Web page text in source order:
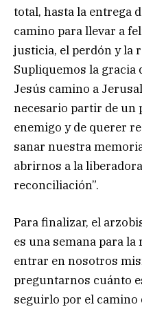
total, hasta la entrega
camino para llevar a
justicia, el perdón y la
Supliquemos la gracia
Jesús camino a
necesario partir de un
enemigo y de querer
sanar nuestra
abrirnos a la
reconciliación”.
Para finalizar, el
es una semana para
entrar en nosotros
preguntarnos cuánto
seguirlo por el camino